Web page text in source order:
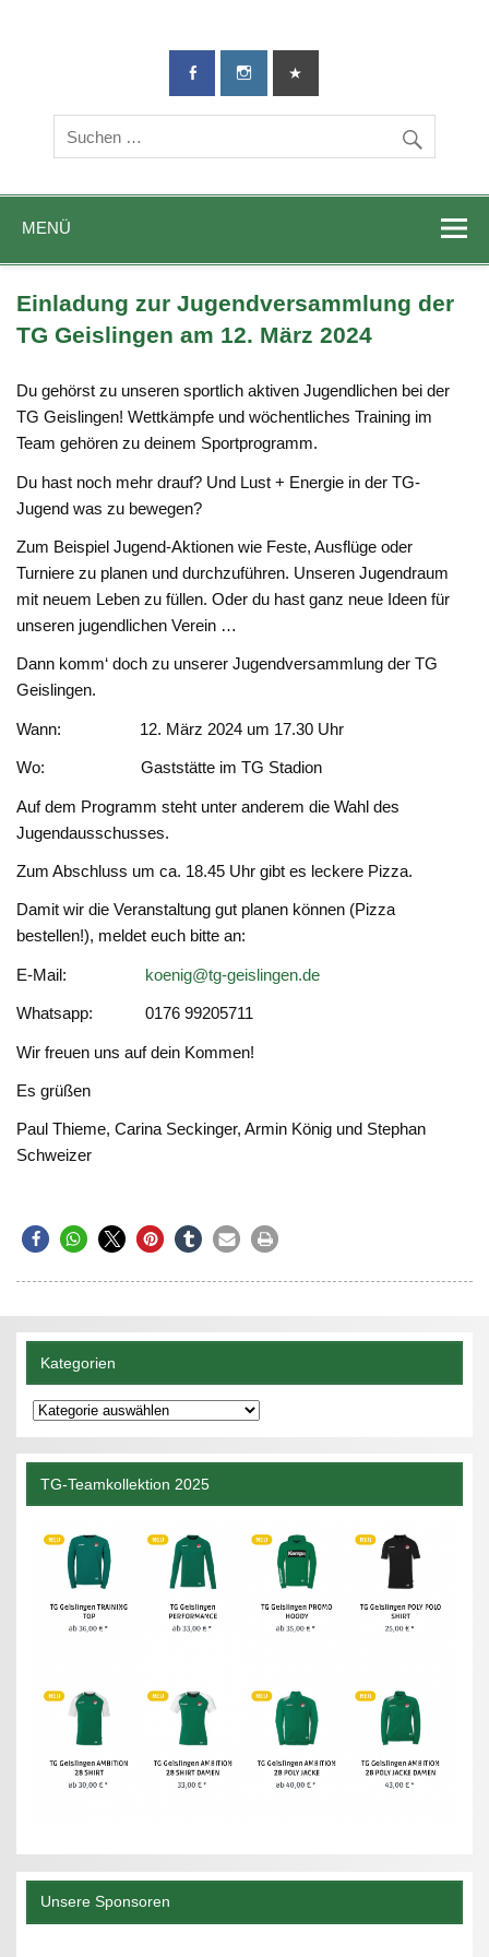
TG-Geislingen
DIE Sportadresse in Geislingen!
MENÜ
Einladung zur Jugendversammlung der
TG Geislingen am 12. März 2024
Du gehörst zu unseren sportlich aktiven Jugendlichen bei der
TG Geislingen! Wettkämpfe und wöchentliches Training im
Team gehören zu deinem Sportprogramm.
Du hast noch mehr drauf? Und Lust + Energie in der TG-
Jugend was zu bewegen?
Zum Beispiel Jugend-Aktionen wie Feste, Ausflüge oder
Turniere zu planen und durchzuführen. Unseren Jugendraum
mit neuem Leben zu füllen. Oder du hast ganz neue Ideen für
unseren jugendlichen Verein …
Dann komm‘ doch zu unserer Jugendversammlung der TG
Geislingen.
Wann: 12. März 2024 um 17.30 Uhr
Wo: Gaststätte im TG Stadion
Auf dem Programm steht unter anderem die Wahl des
Jugendausschusses.
Zum Abschluss um ca. 18.45 Uhr gibt es leckere Pizza.
Damit wir die Veranstaltung gut planen können (Pizza
bestellen!), meldet euch bitte an:
E-Mail: koenig@tg-geislingen.de
Whatsapp: 0176 99205711
Wir freuen uns auf dein Kommen!
Es grüßen
Paul Thieme, Carina Seckinger, Armin König und Stephan
Schweizer
Kategorien
Kategorien
TG-Teamkollektion 2025
Unsere Sponsoren